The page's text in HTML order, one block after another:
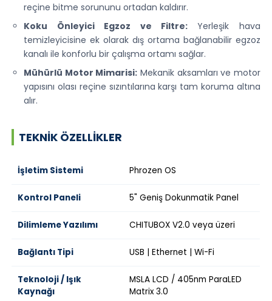
reçine bitme sorununu ortadan kaldırır.
Koku Önleyici Egzoz ve Filtre:Yerleşik hava
temizleyicisine ek olarak dış ortama bağlanabilir egzoz
kanalı ile konforlu bir çalışma ortamı sağlar.
Mühürlü Motor Mimarisi: Mekanik aksamları ve motor
yapısını olası reçine sızıntılarına karşı tam koruma altına
alır.
TEKNIK ÖZELLIKLER
İşletim Sistemi Phrozen OS
Kontrol Paneli 5" Geniş Dokunmatik Panel
Dilimleme Yazılımı CHITUBOX V2.0 veya üzeri
Bağlantı Tipi USB | Ethernet | Wi-Fi
Teknoloji / Işık
Kaynağı
MSLA LCD / 405nm ParaLED
Matrix 3.0